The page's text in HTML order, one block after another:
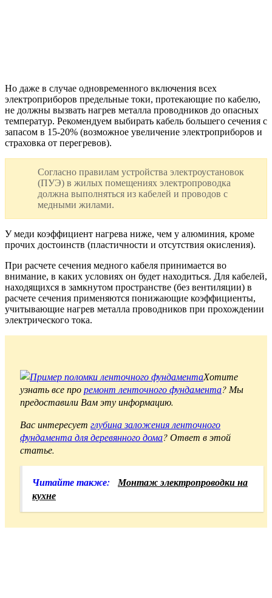
Но даже в случае одновременного включения всех
электроприборов предельные токи, протекающие по кабелю,
не должны вызвать нагрев металла проводников до опасных
температур. Рекомендуем выбирать кабель большего сечения с
запасом в 15-20% (возможное увеличение электроприборов и
страховка от перегревов).
Согласно правилам устройства электроустановок
(ПУЭ) в жилых помещениях электропроводка
должна выполняться из кабелей и проводов с
медными жилами.
У меди коэффициент нагрева ниже, чем у алюминия, кроме
прочих достоинств (пластичности и отсутствия окисления).
При расчете сечения медного кабеля принимается во
внимание, в каких условиях он будет находиться. Для кабелей,
находящихся в замкнутом пространстве (без вентиляции) в
расчете сечения применяются понижающие коэффициенты,
учитывающие нагрев металла проводников при прохождении
электрического тока.
Хотите
узнать все проремонт ленточного фундамента? Мы
предоставили Вам эту информацию.
Вас интересует глубина заложения ленточного
фундамента для деревянного дома? Ответ в этой
статье.
Читайте также:
Монтаж электропроводки на
кухне